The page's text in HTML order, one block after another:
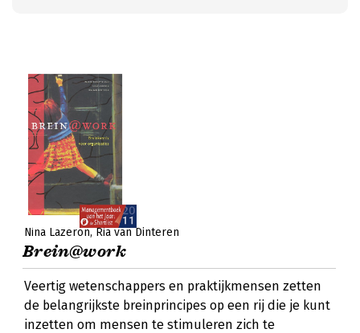
Nina Lazeron Ria van Dinteren
Brein@work
Veertig wetenschappers en praktijkmensen zetten
de belangrijkste breinprincipes op een rij die je kunt
inzetten om mensen te stimuleren zich te